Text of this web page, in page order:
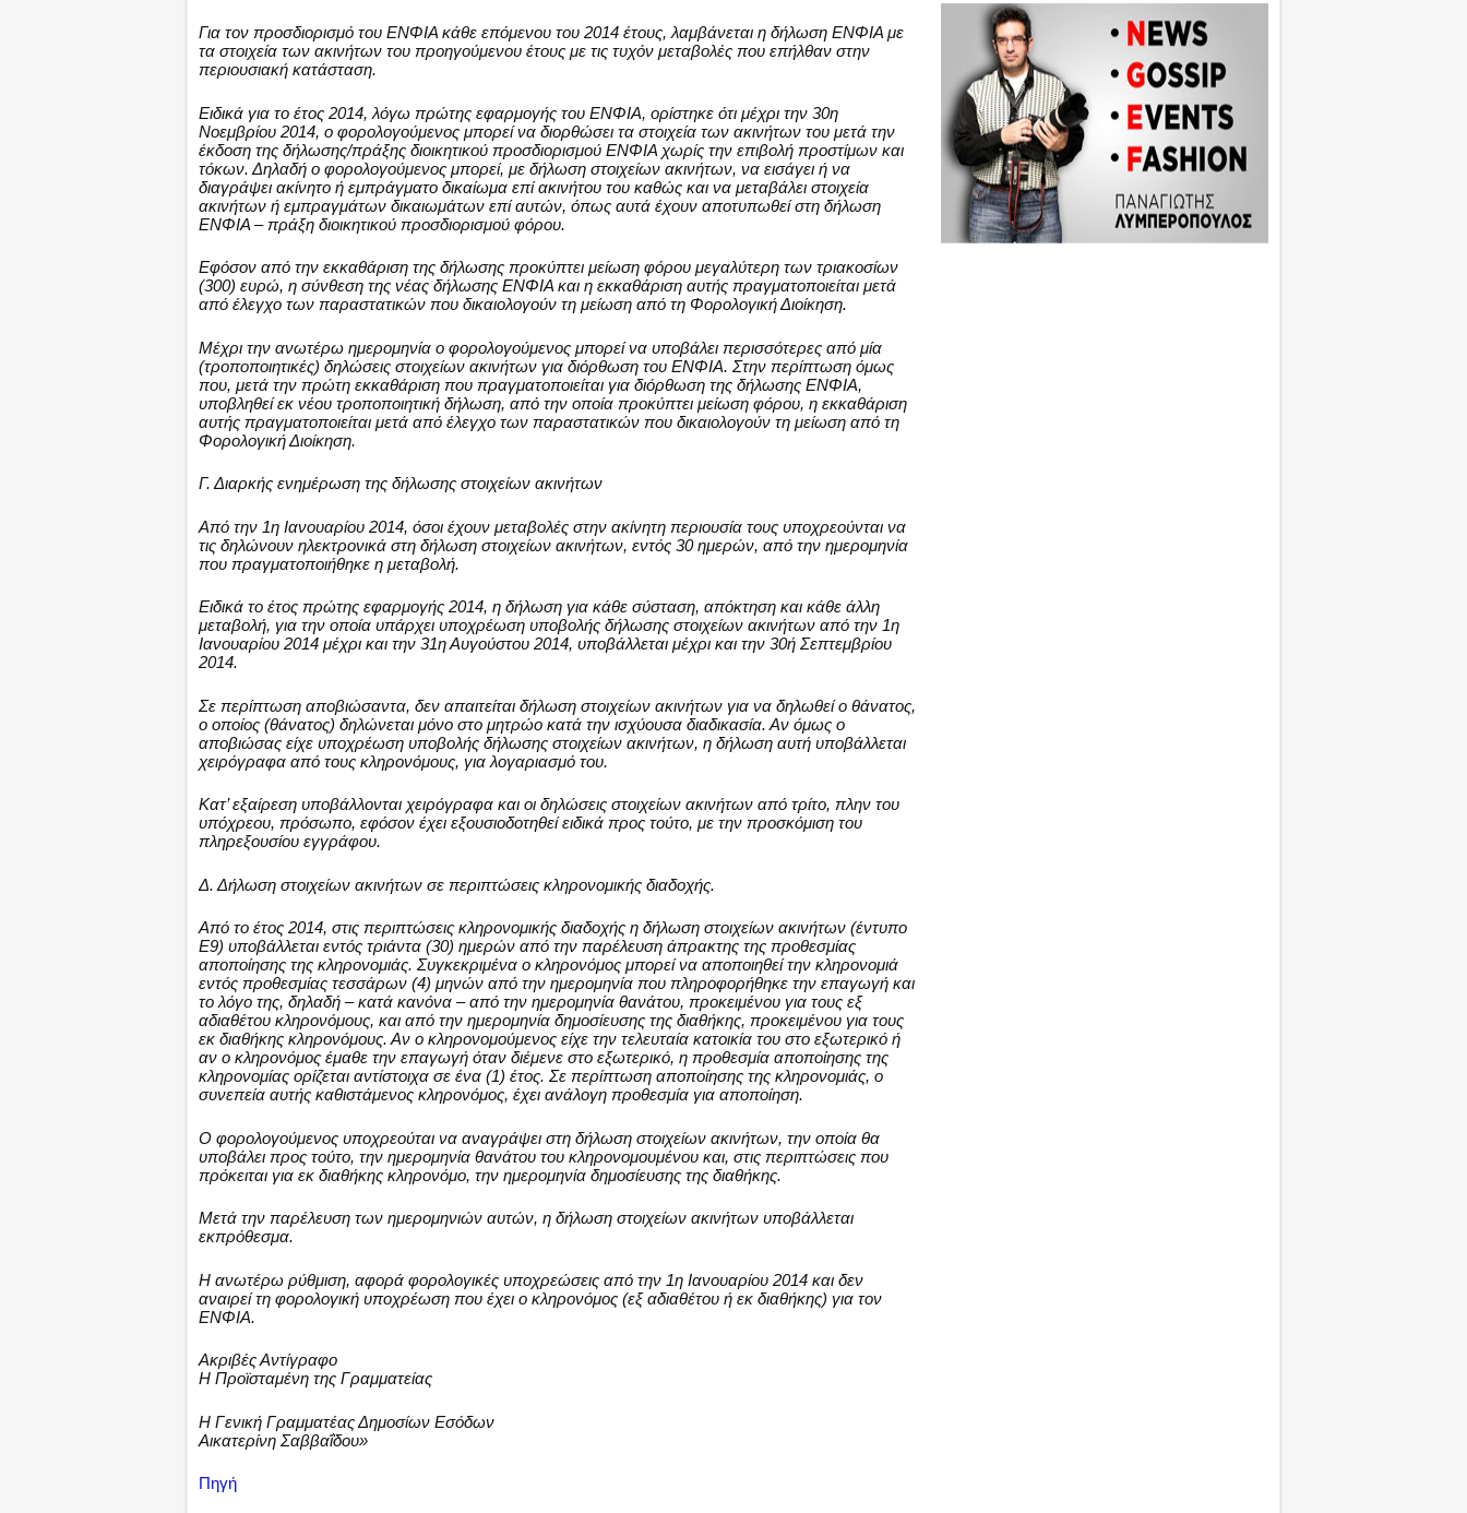
Για τον προσδιορισμό του ΕΝΦΙΑ κάθε επόμενου του 2014 έτους, λαμβάνεται η δήλωση ΕΝΦΙΑ με
τα στοιχεία των ακινήτων του προηγούμενου έτους με τις τυχόν μεταβολές που επήλθαν στην
περιουσιακή κατάσταση.
Ειδικά για το έτος 2014, λόγω πρώτης εφαρμογής του ΕΝΦΙΑ, ορίστηκε ότι μέχρι την 30η
Νοεμβρίου 2014, ο φορολογούμενος μπορεί να διορθώσει τα στοιχεία των ακινήτων του μετά την
έκδοση της δήλωσης/πράξης διοικητικού προσδιορισμού ΕΝΦΙΑ χωρίς την επιβολή προστίμων και
τόκων. Δηλαδή ο φορολογούμενος μπορεί, με δήλωση στοιχείων ακινήτων, να εισάγει ή να
διαγράψει ακίνητο ή εμπράγματο δικαίωμα επί ακινήτου του καθώς και να μεταβάλει στοιχεία
ακινήτων ή εμπραγμάτων δικαιωμάτων επί αυτών, όπως αυτά έχουν αποτυπωθεί στη δήλωση
ΕΝΦΙΑ – πράξη διοικητικού προσδιορισμού φόρου.
Εφόσον από την εκκαθάριση της δήλωσης προκύπτει μείωση φόρου μεγαλύτερη των τριακοσίων
(300) ευρώ, η σύνθεση της νέας δήλωσης ΕΝΦΙΑ και η εκκαθάριση αυτής πραγματοποιείται μετά
από έλεγχο των παραστατικών που δικαιολογούν τη μείωση από τη Φορολογική Διοίκηση.
Μέχρι την ανωτέρω ημερομηνία ο φορολογούμενος μπορεί να υποβάλει περισσότερες από μία
(τροποποιητικές) δηλώσεις στοιχείων ακινήτων για διόρθωση του ΕΝΦΙΑ. Στην περίπτωση όμως
που, μετά την πρώτη εκκαθάριση που πραγματοποιείται για διόρθωση της δήλωσης ΕΝΦΙΑ,
υποβληθεί εκ νέου τροποποιητική δήλωση, από την οποία προκύπτει μείωση φόρου, η εκκαθάριση
αυτής πραγματοποιείται μετά από έλεγχο των παραστατικών που δικαιολογούν τη μείωση από τη
Φορολογική Διοίκηση.
Γ. Διαρκής ενημέρωση της δήλωσης στοιχείων ακινήτων
Από την 1η Ιανουαρίου 2014, όσοι έχουν μεταβολές στην ακίνητη περιουσία τους υποχρεούνται να
τις δηλώνουν ηλεκτρονικά στη δήλωση στοιχείων ακινήτων, εντός 30 ημερών, από την ημερομηνία
που πραγματοποιήθηκε η μεταβολή.
Ειδικά το έτος πρώτης εφαρμογής 2014, η δήλωση για κάθε σύσταση, απόκτηση και κάθε άλλη
μεταβολή, για την οποία υπάρχει υποχρέωση υποβολής δήλωσης στοιχείων ακινήτων από την 1η
Ιανουαρίου 2014 μέχρι και την 31η Αυγούστου 2014, υποβάλλεται μέχρι και την 30ή Σεπτεμβρίου
2014.
Σε περίπτωση αποβιώσαντα, δεν απαιτείται δήλωση στοιχείων ακινήτων για να δηλωθεί ο θάνατος,
ο οποίος (θάνατος) δηλώνεται μόνο στο μητρώο κατά την ισχύουσα διαδικασία. Αν όμως ο
αποβιώσας είχε υποχρέωση υποβολής δήλωσης στοιχείων ακινήτων, η δήλωση αυτή υποβάλλεται
χειρόγραφα από τους κληρονόμους, για λογαριασμό του.
Κατ’ εξαίρεση υποβάλλονται χειρόγραφα και οι δηλώσεις στοιχείων ακινήτων από τρίτο, πλην του
υπόχρεου, πρόσωπο, εφόσον έχει εξουσιοδοτηθεί ειδικά προς τούτο, με την προσκόμιση του
πληρεξουσίου εγγράφου.
Δ. Δήλωση στοιχείων ακινήτων σε περιπτώσεις κληρονομικής διαδοχής.
Από το έτος 2014, στις περιπτώσεις κληρονομικής διαδοχής η δήλωση στοιχείων ακινήτων (έντυπο
Ε9) υποβάλλεται εντός τριάντα (30) ημερών από την παρέλευση άπρακτης της προθεσμίας
αποποίησης της κληρονομιάς. Συγκεκριμένα ο κληρονόμος μπορεί να αποποιηθεί την κληρονομιά
εντός προθεσμίας τεσσάρων (4) μηνών από την ημερομηνία που πληροφορήθηκε την επαγωγή και
το λόγο της, δηλαδή – κατά κανόνα – από την ημερομηνία θανάτου, προκειμένου για τους εξ
αδιαθέτου κληρονόμους, και από την ημερομηνία δημοσίευσης της διαθήκης, προκειμένου για τους
εκ διαθήκης κληρονόμους. Αν ο κληρονομούμενος είχε την τελευταία κατοικία του στο εξωτερικό ή
αν ο κληρονόμος έμαθε την επαγωγή όταν διέμενε στο εξωτερικό, η προθεσμία αποποίησης της
κληρονομίας ορίζεται αντίστοιχα σε ένα (1) έτος. Σε περίπτωση αποποίησης της κληρονομιάς, ο
συνεπεία αυτής καθιστάμενος κληρονόμος, έχει ανάλογη προθεσμία για αποποίηση.
Ο φορολογούμενος υποχρεούται να αναγράψει στη δήλωση στοιχείων ακινήτων, την οποία θα
υποβάλει προς τούτο, την ημερομηνία θανάτου του κληρονομουμένου και, στις περιπτώσεις που
πρόκειται για εκ διαθήκης κληρονόμο, την ημερομηνία δημοσίευσης της διαθήκης.
Μετά την παρέλευση των ημερομηνιών αυτών, η δήλωση στοιχείων ακινήτων υποβάλλεται
εκπρόθεσμα.
Η ανωτέρω ρύθμιση, αφορά φορολογικές υποχρεώσεις από την 1η Ιανουαρίου 2014 και δεν
αναιρεί τη φορολογική υποχρέωση που έχει ο κληρονόμος (εξ αδιαθέτου ή εκ διαθήκης) για τον
ΕΝΦΙΑ.
Ακριβές Αντίγραφο
Η Προϊσταμένη της Γραμματείας
Η Γενική Γραμματέας Δημοσίων Εσόδων
Αικατερίνη Σαββαΐδου»
Πηγή